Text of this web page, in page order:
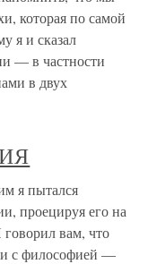
которая по самой
я и сказал
— в частности
в двух
пытался
проецируя его на
вам, что
с философией —